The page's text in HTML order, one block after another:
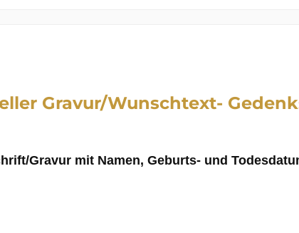
Gravur/Wunschtext-
Gravur mit Namen, Geburts- und